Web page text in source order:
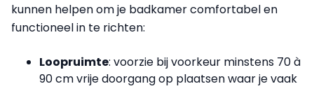
kunnen helpen om je badkamer comfortabel en
functioneel in te richten:
Loopruimte: voorzie bij voorkeur minstens 70 à
90 cm vrije doorgang op plaatsen waar je vaak